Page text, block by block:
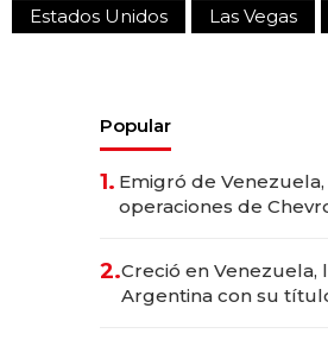
Estados Unidos Las Vegas
Popular
1. Emigró de
operaciones de
2.Creció en Venezuela,
Argentina con su